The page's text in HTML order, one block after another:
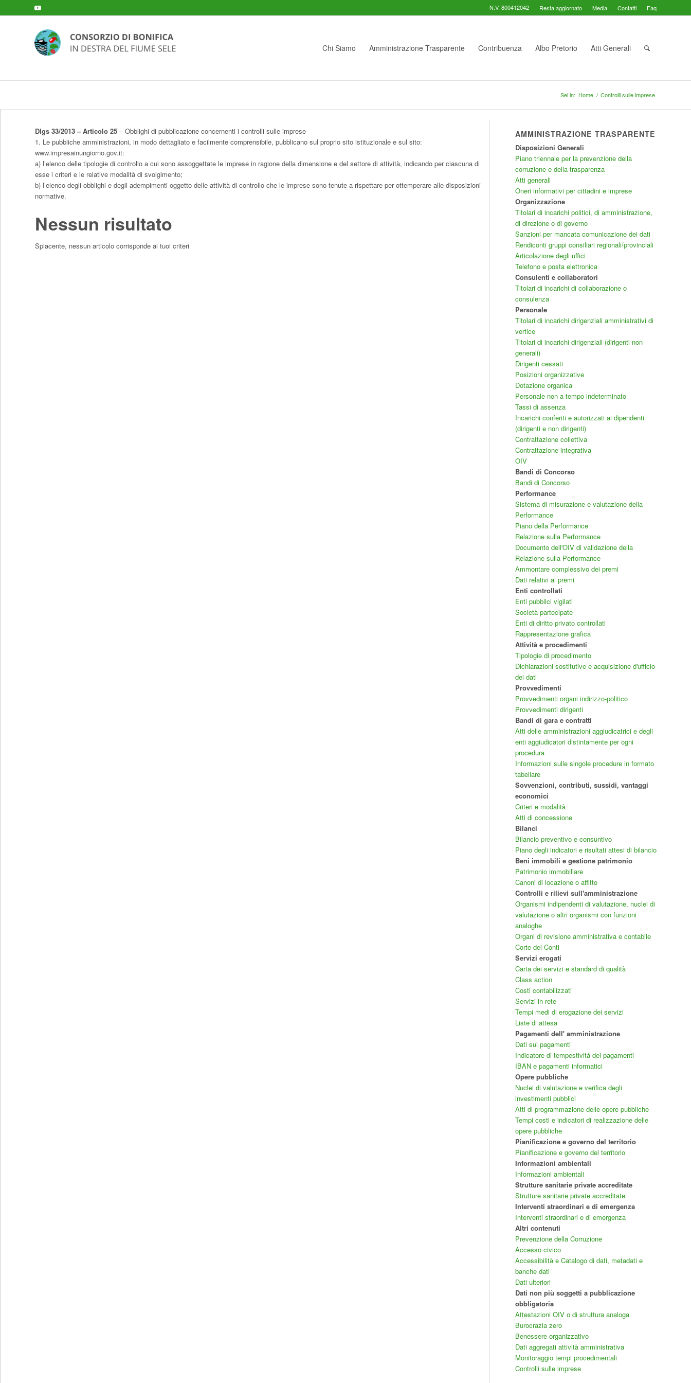
Resta aggiornato Media Contatti Faq
N.V. 800412042
Chi Siamo Amministrazione Trasparente Contribuenza Albo Pretorio Atti Generali
Sei in: Home / Controlli sulle imprese
Dlgs 33/2013 – Articolo 25– Obblighi di pubblicazione concernenti i controlli sulle imprese
1. Le pubbliche amministrazioni, in modo dettagliato e facilmente comprensibile, pubblicano sul proprio sito istituzionale e sul sito:
www.impresainungiorno.gov.it:
a) l’elenco delle tipologie di controllo a cui sono assoggettate le imprese in ragione della dimensione e del settore di attività, indicando per ciascuna di
esse i criteri e le relative modalità di svolgimento;
b) l’elenco degli obblighi e degli adempimenti oggetto delle attività di controllo che le imprese sono tenute a rispettare per ottemperare alle disposizioni
normative.
Nessun risultato
Spiacente, nessun articolo corrisponde ai tuoi criteri
AMMINISTRAZIONE TRASPARENTE
Disposizioni Generali
Piano triennale per la prevenzione della
corruzione e della trasparenza
Atti generali
Oneri informativi per cittadini e imprese
Organizzazione
Titolari di incarichi politici, di amministrazione,
di direzione o di governo
Sanzioni per mancata comunicazione dei dati
Rendiconti gruppi consiliari regionali/provinciali
Articolazione degli uffici
Telefono e posta elettronica
Consulenti e collaboratori
Titolari di incarichi di collaborazione o
consulenza
Personale
Titolari di incarichi dirigenziali amministrativi di
vertice
Titolari di incarichi dirigenziali (dirigenti non
generali)
Dirigenti cessati
Posizioni organizzative
Dotazione organica
Personale non a tempo indeterminato
Tassi di assenza
Incarichi conferiti e autorizzati ai dipendenti
(dirigenti e non dirigenti)
Contrattazione collettiva
Contrattazione integrativa
OIV
Bandi di Concorso
Bandi di Concorso
Performance
Sistema di misurazione e valutazione della
Performance
Piano della Performance
Relazione sulla Performance
Documento dell'OIV di validazione della
Relazione sulla Performance
Ammontare complessivo dei premi
Dati relativi ai premi
Enti controllati
Enti pubblici vigilati
Società partecipate
Enti di diritto privato controllati
Rappresentazione grafica
Attività e procedimenti
Tipologie di procedimento
Dichiarazioni sostitutive e acquisizione d'ufficio
dei dati
Provvedimenti
Provvedimenti organi indirizzo-politico
Provvedimenti dirigenti
Bandi di gara e contratti
Atti delle amministrazioni aggiudicatrici e degli
enti aggiudicatori distintamente per ogni
procedura
Informazioni sulle singole procedure in formato
tabellare
Sovvenzioni, contributi, sussidi, vantaggi
economici
Criteri e modalità
Atti di concessione
Bilanci
Bilancio preventivo e consuntivo
Piano degli indicatori e risultati attesi di bilancio
Beni immobili e gestione patrimonio
Patrimonio immobiliare
Canoni di locazione o affitto
Controlli e rilievi sull'amministrazione
Organismi indipendenti di valutazione, nuclei di
valutazione o altri organismi con funzioni
analoghe
Organi di revisione amministrativa e contabile
Corte dei Conti
Servizi erogati
Carta dei servizi e standard di qualità
Class action
Costi contabilizzati
Servizi in rete
Tempi medi di erogazione dei servizi
Liste di attesa
Pagamenti dell' amministrazione
Dati sui pagamenti
Indicatore di tempestività dei pagamenti
IBAN e pagamenti informatici
Opere pubbliche
Nuclei di valutazione e verifica degli
investimenti pubblici
Atti di programmazione delle opere pubbliche
Tempi costi e indicatori di realizzazione delle
opere pubbliche
Pianificazione e governo del territorio
Pianificazione e governo del territorio
Informazioni ambientali
Informazioni ambientali
Strutture sanitarie private accreditate
Strutture sanitarie private accreditate
Interventi straordinari e di emergenza
Interventi straordinari e di emergenza
Altri contenuti
Prevenzione della Corruzione
Accesso civico
Accessibilità e Catalogo di dati, metadati e
banche dati
Dati ulteriori
Dati non più soggetti a pubblicazione
obbligatoria
Attestazioni OIV o di struttura analoga
Burocrazia zero
Benessere organizzativo
Dati aggregati attività amministrativa
Monitoraggio tempi procedimentali
Controlli sulle imprese